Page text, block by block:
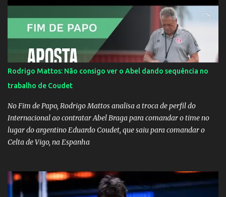
Huma Kimak. A influencer também contou que recebe diversos
ataques na internet desde a época em que foi contratada para
fazer a divulgação de uma live do Gusttavo Lima em Manaus,
capital do Amazonas. "Fui até o local onde seria o show, divulguei
e no dia seguinte foi feita a live que eu não pude ir, porque estava
me sentindo mal", explicou Huma. A notícia da separação de
Gusttavo Lima e Andressa Suita foi divulgada no dia 9 de outubro.
A relação chegou ao fim após cinco anos e houve rumores de uma
suposta traição do canto...
Rodrigo Mattos: Não consigo ver o Abel dando sequência no
trabalho de Coudet
No Fim de Papo, Rodrigo Mattos analisa a troca de perfil do
Internacional ao contratar Abel Braga para comandar o time no
lugar do argentino Eduardo Coudet, que saiu para comandar o
Celta de Vigo, na Espanha